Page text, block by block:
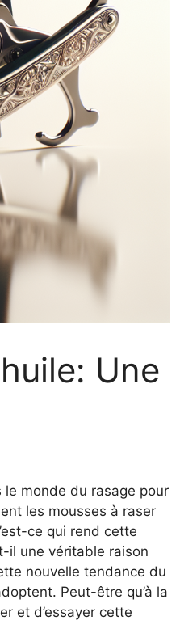
Une
monde du rasage pour
les mousses à raser
ce qui rend cette
il une véritable raison
nouvelle tendance du
Peut-être qu’à la
et d’essayer cette